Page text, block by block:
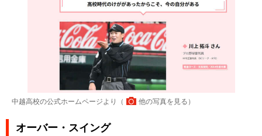
中越高校の公式ホームページより（ 他の写真を見る ）
オーバー・スイング